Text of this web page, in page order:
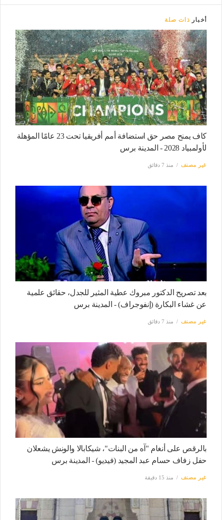
أخبار ذات صلة
كاف يمنح مصر حق استضافة أمم أفريقيا تحت 23 عامًا المؤهلة
لأولمبياد 2028 - المدينة برس
غير مصنف منذ 7 دقائق
بعد تصريح الدكتور مبروك عطية المثير للجدل، حقائق علمية
عن غشاء البكارة (إنفوجراف) - المدينة برس
غير مصنف منذ 7 دقائق
بالرقص على أنغام "آه من البنات"، شيكابالا والونش يشعلان
حفل زفاف حسام عبد المجيد (فيديو) - المدينة برس
غير مصنف منذ 15 دقيقة